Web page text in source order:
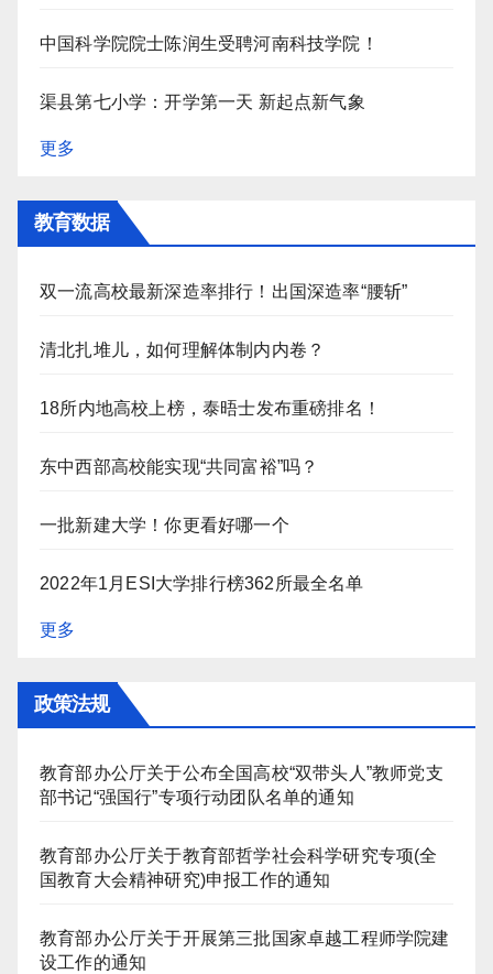
中国科学院院士陈润生受聘河南科技学院！
渠县第七小学：开学第一天 新起点新气象
更多
教育数据
双一流高校最新深造率排行！出国深造率“腰斩”
清北扎堆儿，如何理解体制内内卷？
18所内地高校上榜，泰晤士发布重磅排名！
东中西部高校能实现“共同富裕”吗？
一批新建大学！你更看好哪一个
2022年1月ESI大学排行榜362所最全名单
更多
政策法规
教育部办公厅关于公布全国高校“双带头人”教师党支
部书记“强国行”专项行动团队名单的通知
教育部办公厅关于教育部哲学社会科学研究专项(全
国教育大会精神研究)申报工作的通知
教育部办公厅关于开展第三批国家卓越工程师学院建
设工作的通知